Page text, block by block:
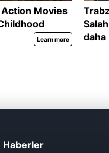
Haberler